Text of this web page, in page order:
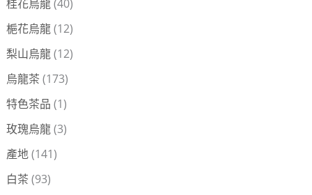
桂花烏龍(40)
梔花烏龍(12)
梨山烏龍(12)
烏龍茶 (173)
特色茶品 (1)
玫瑰烏龍(3)
產地(141)
白茶 (93)